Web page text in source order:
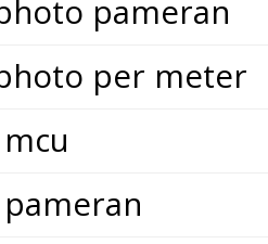
pameran
per meter